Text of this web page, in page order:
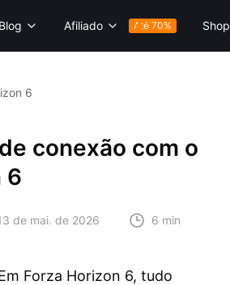
Blog Afiliado Até 70% Shop
6
conexão com o
6
de mai. de 2026 6 min
Forza Horizon 6, tudo